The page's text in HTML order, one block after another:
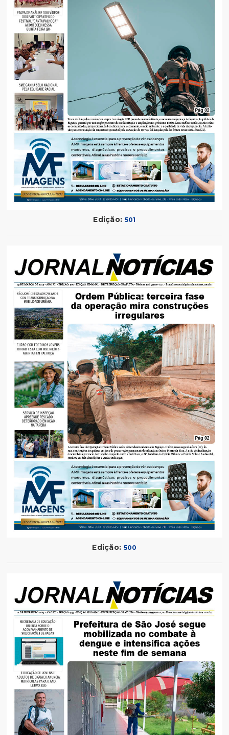
Edição: 501
Edição: 500